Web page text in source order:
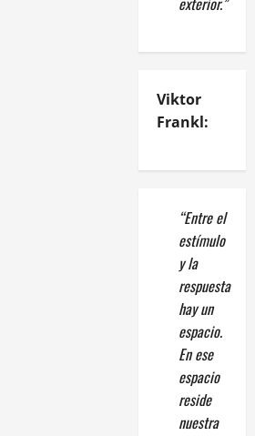
Viktor
Frankl:
“Entre el
estímulo
y la
respuesta
hay un
espacio.
En ese
espacio
reside
nuestra